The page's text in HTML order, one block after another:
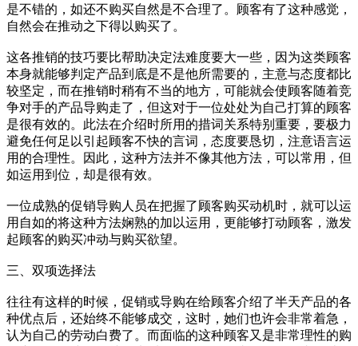
是不错的，如还不购买自然是不合理了。顾客有了这种感觉，
自然会在推动之下得以购买了。
这各推销的技巧要比帮助决定法难度要大一些，因为这类顾客
本身就能够判定产品到底是不是他所需要的，主意与态度都比
较坚定，而在推销时稍有不当的地方，可能就会使顾客随着竞
争对手的产品导购走了，但这对于一位处处为自己打算的顾客
是很有效的。此法在介绍时所用的措词关系特别重要，要极力
避免任何足以引起顾客不快的言词，态度要恳切，注意语言运
用的合理性。因此，这种方法并不像其他方法，可以常用，但
如运用到位，却是很有效。
一位成熟的促销导购人员在把握了顾客购买动机时，就可以运
用自如的将这种方法娴熟的加以运用，更能够打动顾客，激发
起顾客的购买冲动与购买欲望。
三、双项选择法
往往有这样的时候，促销或导购在给顾客介绍了半天产品的各
种优点后，还始终不能够成交，这时，她们也许会非常着急，
认为自己的劳动白费了。而面临的这种顾客又是非常理性的购